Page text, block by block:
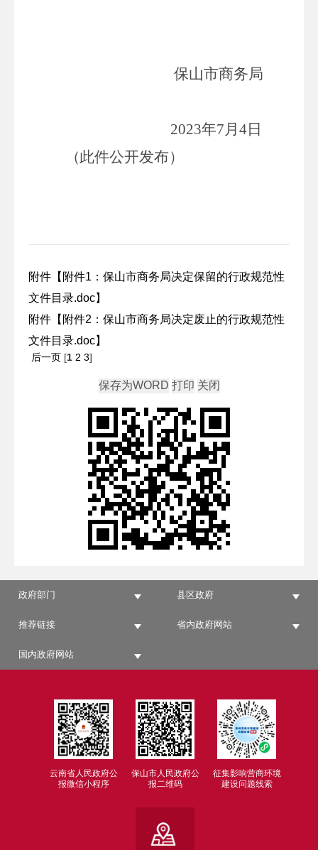
保山市商务局
2023年7月 4日
（此件公开发布）
附件【 附件1：保山市商务局决定保留的行政规范性
文件目录.doc】
附件【 附件2：保山市商务局决定废止的行政规范性
文件目录.doc】
后一页 [1 2 3]
政府部门 县区政府
推荐链接 省内政府网站
国内政府网站
云南省人民政府公
报微信小程序
保山市人民政府公
报二维码
征集影响营商环境
建设问题线索